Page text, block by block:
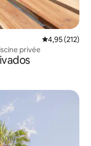
Classificação
4,95 (212)
privée